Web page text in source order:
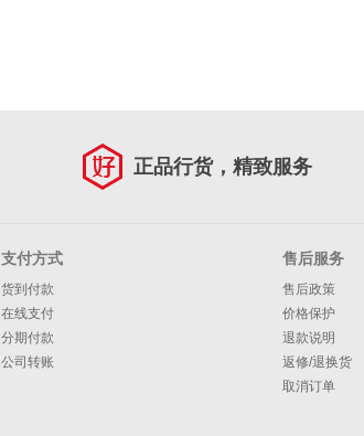
正品行货，精致服务
支付方式
货到付款
在线支付
分期付款
公司转账
售后服务
售后政策
价格保护
退款说明
返修/退换货
取消订单